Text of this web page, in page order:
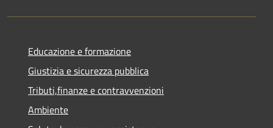
Educazione e formazione
Giustizia e sicurezza pubblica
Tributi,finanze e contravvenzioni
Ambiente